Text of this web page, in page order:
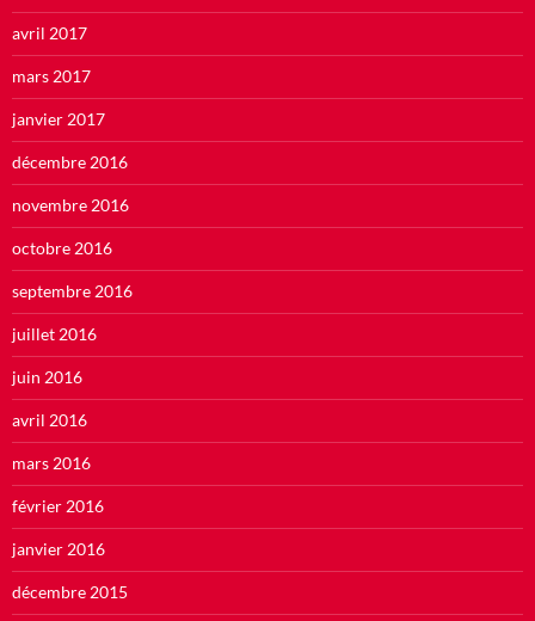
avril 2017
mars 2017
janvier 2017
décembre 2016
novembre 2016
octobre 2016
septembre 2016
juillet 2016
juin 2016
avril 2016
mars 2016
février 2016
janvier 2016
décembre 2015